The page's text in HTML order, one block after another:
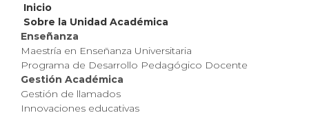
Inicio
Sobre la Unidad Académica
Enseñanza
Maestría en Enseñanza Universitaria
Programa de Desarrollo Pedagógico Docente
Gestión Académica
Gestión de llamados
Innovaciones educativas